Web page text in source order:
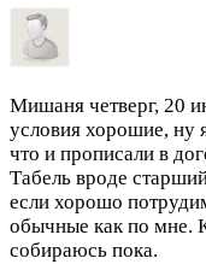
Мишаня четверг, 20
условия хорошие, ну
что и прописали в
Табель вроде
если хорошо
обычные как по мне.
собираюсь пока.